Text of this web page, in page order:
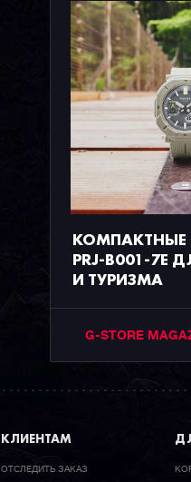
КОМПАКТНЫЕ
PRJ-B001-7E
И ТУРИЗМА
G-STORE
КЛИЕНТАМ
ОТСЛЕДИТЬ ЗАКАЗ